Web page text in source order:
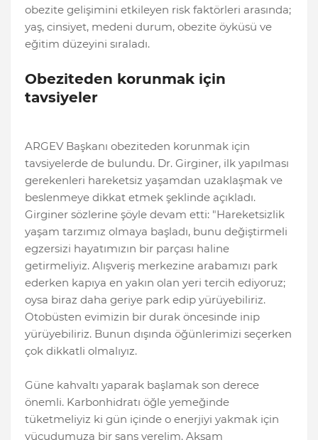
obezite gelişimini etkileyen risk faktörleri arasında;
yaş, cinsiyet, medeni durum, obezite öyküsü ve
eğitim düzeyini sıraladı.
Obeziteden korunmak için
tavsiyeler
ARGEV Başkanı obeziteden korunmak için
tavsiyelerde de bulundu. Dr. Girginer, ilk yapılması
gerekenleri hareketsiz yaşamdan uzaklaşmak ve
beslenmeye dikkat etmek şeklinde açıkladı.
Girginer sözlerine şöyle devam etti: "Hareketsizlik
yaşam tarzımız olmaya başladı, bunu değiştirmeli
egzersizi hayatımızın bir parçası haline
getirmeliyiz. Alışveriş merkezine arabamızı park
ederken kapıya en yakın olan yeri tercih ediyoruz;
oysa biraz daha geriye park edip yürüyebiliriz.
Otobüsten evimizin bir durak öncesinde inip
yürüyebiliriz. Bunun dışında öğünlerimizi seçerken
çok dikkatli olmalıyız.
Güne kahvaltı yaparak başlamak son derece
önemli. Karbonhidratı öğle yemeğinde
tüketmeliyiz ki gün içinde o enerjiyi yakmak için
vücudumuza bir şans verelim. Akşam